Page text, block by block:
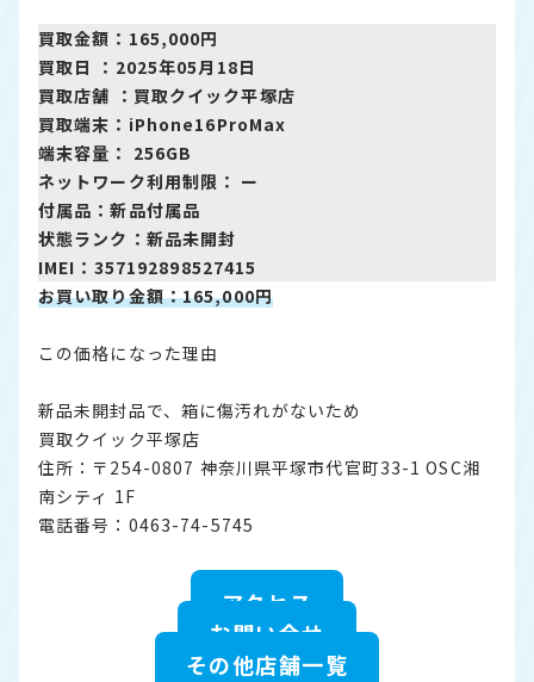
買取金額：165,000円
買取日 ：2025年05月18日
買取店舗 ： 買取クイック平塚店
買取端末：iPhone16ProMax
端末容量： 256GB
ネットワーク利用制限： ー
付属品：新品付属品
状態ランク：新品未開封
IMEI：357192898527415
お買い取り金額：165,000円
この価格になった理由
新品未開封品で、箱に傷汚れがないため
買取クイック平塚店
住所：〒254-0807 神奈川県平塚市代官町33-1 OSC湘
南シティ 1F
電話番号：0463-74-5745
アクセス
お問い合せ
その他店舗一覧